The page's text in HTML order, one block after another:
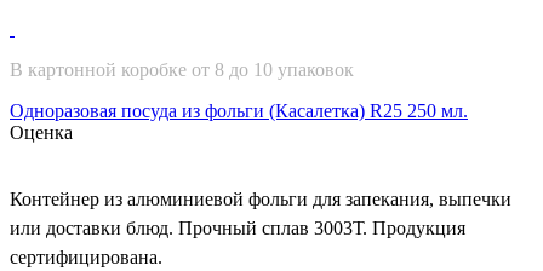
В картонной коробке от 8 до 10 упаковок
Одноразовая посуда из фольги (Касалетка) R25 250 мл.
Оценка
Контейнер из алюминиевой фольги для запекания, выпечки
или доставки блюд. Прочный сплав 3003Т. Продукция
сертифицирована.